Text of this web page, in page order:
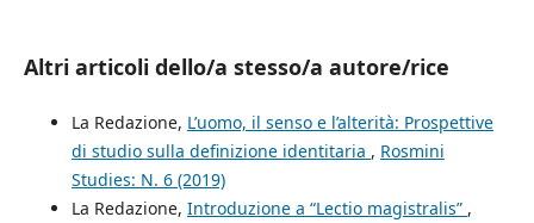
Altri articoli dello/a stesso/a autore/rice
La Redazione, L’uomo, il senso e l’alterità: Prospettive
di studio sulla definizione identitaria , Rosmini
Studies: N. 6 (2019)
La Redazione, Introduzione a “Lectio magistralis” ,